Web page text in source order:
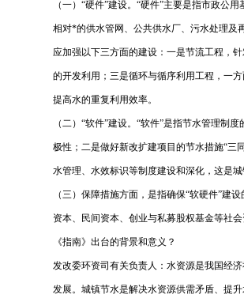
（一）“硬件”建设。“硬件”主要是指市政
相对*的供水管网、公共供水厂、污水处理及
应加强以下三方面的建设：一是节流工程，
的开发利用；三是循环与循序利用工程，一
提高水的重复利用效率。
（二）“软件”建设。“软件”是指节水管理
极性；二是做好新改扩建项目的节水措施“三
水管理、水效标识等制度建设和深化，这是
（三）保障措施方面，是指确保“软硬件”
资本、民间资本、创业与私募股权基金等社
《指南》出台的背景和意义？
发改委环资司有关负责人：水资源是我国经
发展。城镇节水是解决水资源供需矛盾、提